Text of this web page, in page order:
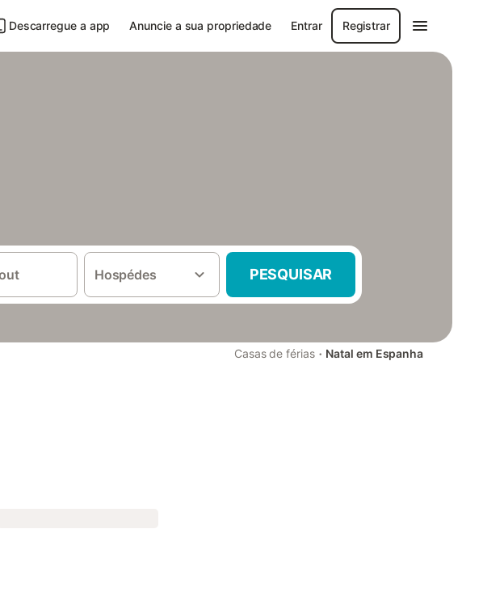
Descarregue a app Anuncie a sua propriedade Entrar Registrar
Hospédes PESQUISAR
Casas de férias · Natal em Espanha